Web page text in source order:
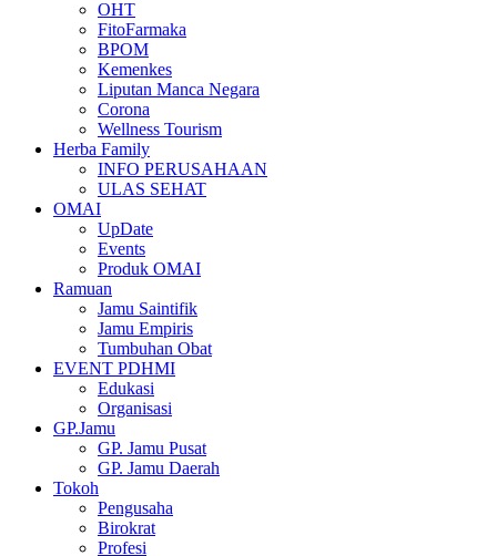
OHT
FitoFarmaka
BPOM
Kemenkes
Liputan Manca Negara
Corona
Wellness Tourism
Herba Family
INFO PERUSAHAAN
ULAS SEHAT
OMAI
UpDate
Events
Produk OMAI
Ramuan
Jamu Saintifik
Jamu Empiris
Tumbuhan Obat
EVENT PDHMI
Edukasi
Organisasi
GP.Jamu
GP. Jamu Pusat
GP. Jamu Daerah
Tokoh
Pengusaha
Birokrat
Profesi